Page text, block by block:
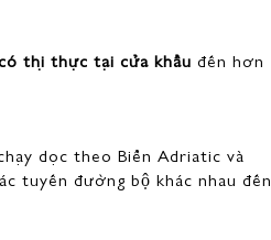
thị thực tại cửa khẩu đến hơn
dọc theo Biển Adriatic và
tuyến đường bộ khác nhau đến